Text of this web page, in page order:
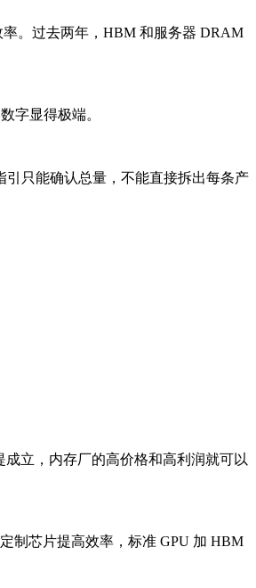
。过去两年，HBM 和服务器 DRAM
字显得极端。
只能确认总量，不能直接拆出每条产
立，内存厂的高价格和高利润就可以
制芯片提高效率，标准 GPU 加 HBM